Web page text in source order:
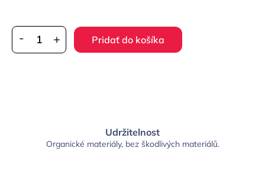
Pridať do košíka
Udržitelnost
Organické materiály, bez škodlivých materiálů.